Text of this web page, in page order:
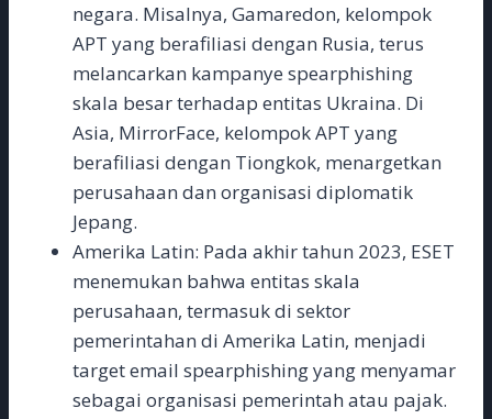
negara. Misalnya, Gamaredon, kelompok
APT yang berafiliasi dengan Rusia, terus
melancarkan kampanye spearphishing
skala besar terhadap entitas Ukraina. Di
Asia, MirrorFace, kelompok APT yang
berafiliasi dengan Tiongkok, menargetkan
perusahaan dan organisasi diplomatik
Jepang.
Amerika Latin: Pada akhir tahun 2023, ESET
menemukan bahwa entitas skala
perusahaan, termasuk di sektor
pemerintahan di Amerika Latin, menjadi
target email spearphishing yang menyamar
sebagai organisasi pemerintah atau pajak.